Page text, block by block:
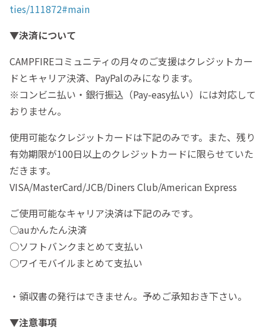
ties/111872#main
▼決済について
CAMPFIREコミュニティの月々のご支援はクレジットカー
ドとキャリア決済、PayPalのみになります。
※コンビニ払い・銀行振込（Pay-easy払い）には対応して
おりません。
使用可能なクレジットカードは下記のみです。また、残り
有効期限が100日以上のクレジットカードに限らせていた
だきます。
VISA/MasterCard/JCB/Diners Club/American Express
ご使用可能なキャリア決済は下記のみです。
○auかんたん決済
○ソフトバンクまとめて支払い
○ワイモバイルまとめて支払い
・領収書の発行はできません。予めご承知おき下さい。
▼注意事項